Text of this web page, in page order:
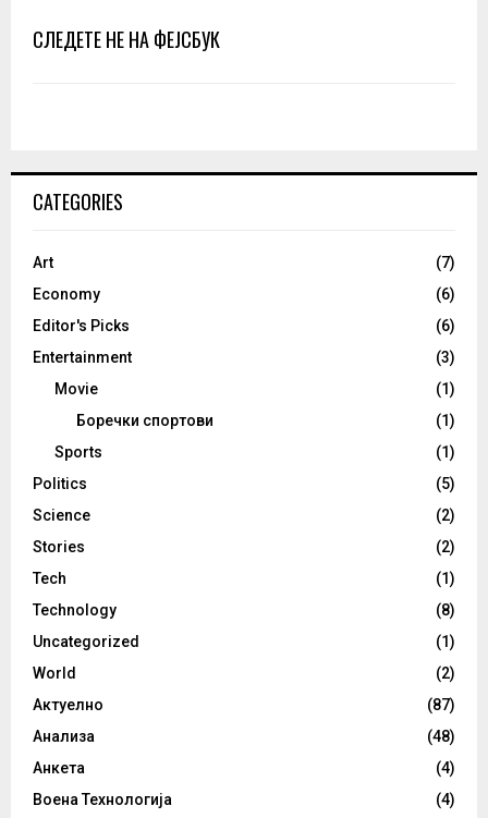
СЛЕДЕТЕ НЕ НА ФЕЈСБУК
CATEGORIES
Art
(7)
Economy
(6)
Editor's Picks
(6)
Entertainment
(3)
Movie
(1)
Боречки спортови
(1)
Sports
(1)
Politics
(5)
Science
(2)
Stories
(2)
Tech
(1)
Technology
(8)
Uncategorized
(1)
World
(2)
Актуелно
(87)
Анализа
(48)
Анкета
(4)
Воена Технологија
(4)